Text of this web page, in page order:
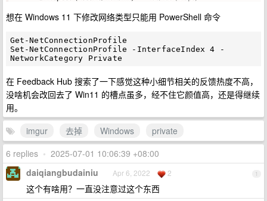
想在 Windows 11 下修改网络类型只能用 PowerShell 命令
Get-NetConnectionProfile
Set-NetConnectionProfile -InterfaceIndex 4 -
在 Feedback Hub 搜索了一下感觉这种小细节相关的反馈热度不高，
没啥机会改回去了 Win11 的槽点虽多，经不住它颜值高，还是得继续
用。
imgur
去掉 Windows
private
6 replies • 2025-07-01 10:06:39 +08:00
1
daiqiangbudainiu Apr 6, 2022 2
这个有啥用？一直没注意过这个东西